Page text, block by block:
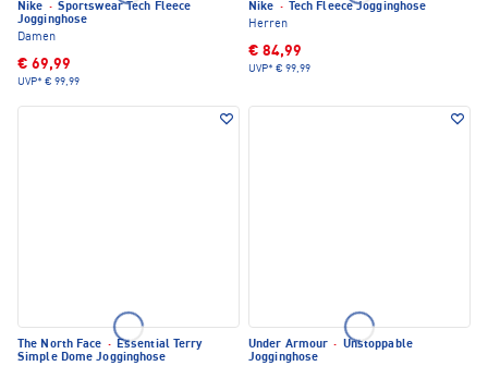
Nike · Sportswear Tech Fleece
Jogginghose
Damen
€ 69,99
UVP* € 99,99
Nike ·
Tech Fleece Jogginghose
Herren
€ 84,99
UVP* € 99,99
The North Face · Essential Terry
Simple Dome Jogginghose
Under Armour · Unstoppable
Jogginghose